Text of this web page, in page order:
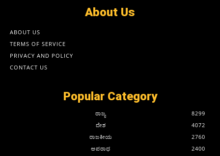
About Us
ABOUT US
TERMS OF SERVICE
PRIVACY AND POLICY
CONTACT US
Popular Category
ರಾಜ್ಯ
8299
ದೇಶ
4072
ರಾಜಕೀಯ
2760
ಅಪರಾಧ
2400